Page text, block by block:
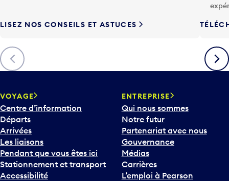
Précédent
LISEZ NOS CONSEILS ET ASTUCES
VOYAGE
Centre d’information
Départs
Arrivées
Les liaisons
Pendant que vous êtes ici
Stationnement et transport
Accessibilité
ENTREPRISE
Qui nous sommes
Notre futur
Partenariat avec nous
Gouvernance
Médias
Carrières
L’emploi à Pearson